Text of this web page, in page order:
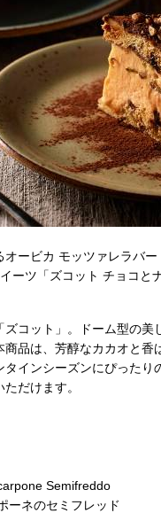
ービカ モッツァレラバ
ーツ「ズコット チョコと
コット」。ドーム型の
品は、芳醇なカカオと香
インシーズンにぴったり
だけます。
Semifreddo
ーネのセミフレッド